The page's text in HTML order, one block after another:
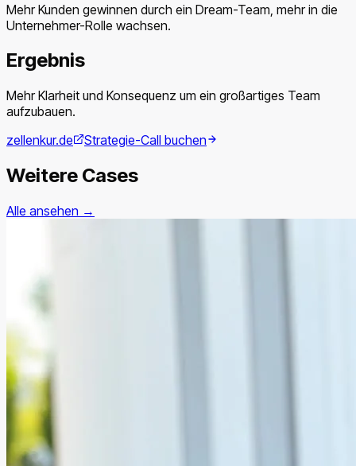
Mehr Kunden gewinnen durch ein Dream-Team, mehr in die
Unternehmer-Rolle wachsen.
Ergebnis
Mehr Klarheit und Konsequenz um ein großartiges Team
aufzubauen.
zellenkur.de
Strategie-Call buchen
Weitere Cases
Alle ansehen →